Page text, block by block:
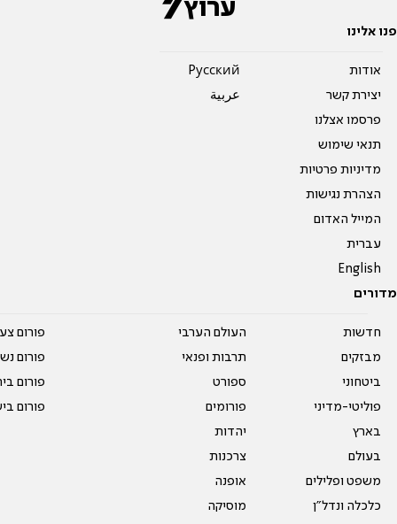
פנו אלינו
אודות
יצירת קשר
פרסמו אצלנו
תנאי שימוש
מדיניות פרטיות
הצהרת נגישות
המייל האדום
עברית
English
Pусский
عربية
מדורים
חדשות
מבזקים
ביטחוני
פוליטי-מדיני
בארץ
בעולם
משפט ופלילים
כלכלה ונדל"ן
העולם הערבי
תרבות ופנאי
ספורט
פורומים
יהדות
צרכנות
אופנה
מוסיקה
פורום
פורום
פורום
פורום